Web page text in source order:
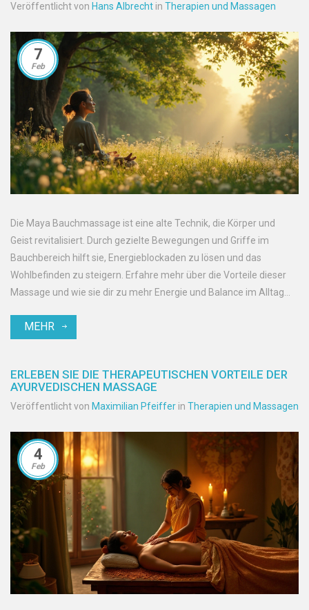
Veröffentlicht von Hans Albrecht in Therapien und Massagen
7
Feb
Die Maya Bauchmassage ist eine alte Technik, die Körper und
Geist revitalisiert. Durch gezielte Bewegungen und Griffe im
Bauchbereich hilft sie, Energieblockaden zu lösen und das
Wohlbefinden zu steigern. Erfahre mehr über die Vorteile dieser
Massage und wie sie dir zu mehr Energie und Balance im Alltag
Fakten zu dieser traditionellen Praxis. Lass dich auf eine
MEHR
ERLEBEN SIE DIE THERAPEUTISCHEN VORTEILE DER
AYURVEDISCHEN MASSAGE
Veröffentlicht von Maximilian Pfeiffer in Therapien und Massagen
4
Feb